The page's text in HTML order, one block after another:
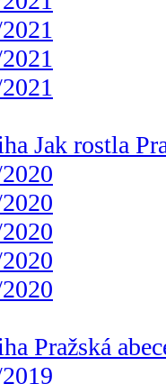
Jak rostla
Pražská